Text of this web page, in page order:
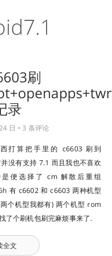
刷
录
日 • 3 条评论
打算把手里的 c6603 刷到
没有支持 7.1 而且我也不喜欢
便选择了 cm 解散后重组
有 c6602 和 c6603 两种机型
个机型我都有) 两个机型 rom
了个刷机包刷完麻烦事来了.
全文